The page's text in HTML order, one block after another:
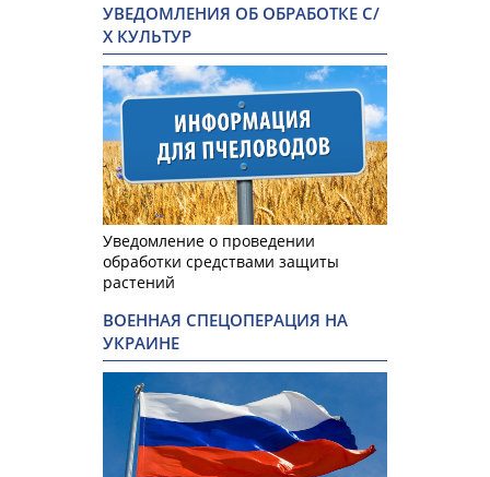
УВЕДОМЛЕНИЯ ОБ ОБРАБОТКЕ С/
Х КУЛЬТУР
Уведомление о проведении
обработки средствами защиты
растений
ВОЕННАЯ СПЕЦОПЕРАЦИЯ НА
УКРАИНЕ